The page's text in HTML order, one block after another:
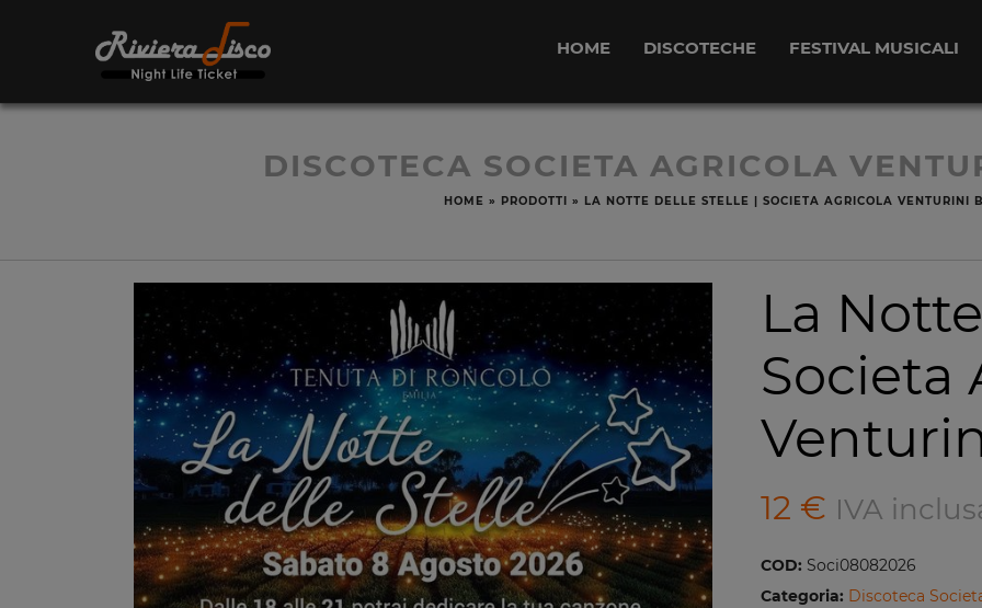
HOME DISCOTECHE FESTIVAL MUSICALI
DISCOTECA SOCIETA AGRICOLA
HOME » PRODOTTI » LA NOTTE DELLE STELLE | SOCIETA AGRICOLA VENTURINI
La
Societa
12 € IVA
COD: Soci08082026
Categoria: Discoteca